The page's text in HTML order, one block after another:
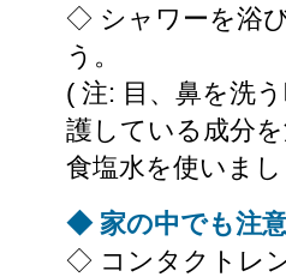
◇ シャワーを浴
う。
( 注: 目、鼻を洗
護している成分
食塩水を使いま
◆ 家の中でも注
◇ コンタクトレ